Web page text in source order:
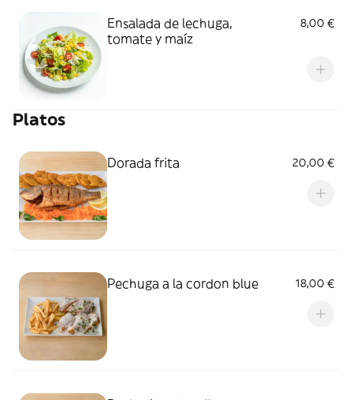
Ensalada de lechuga,
tomate y maíz
8,00 €
Platos
Dorada frita 20,00 €
Pechuga a la cordon blue 18,00 €